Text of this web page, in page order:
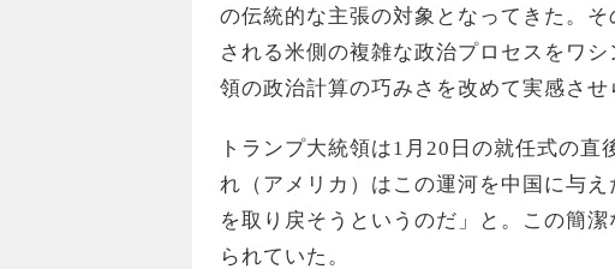
の伝統的な主張の対象となってきた。
される米側の複雑な政治プロセスをワ
領の政治計算の巧みさを改めて実感させ
トランプ大統領は1月20日の就任式の
れ（アメリカ）はこの運河を中国に与
を取り戻そうというのだ」と。この簡
られていた。